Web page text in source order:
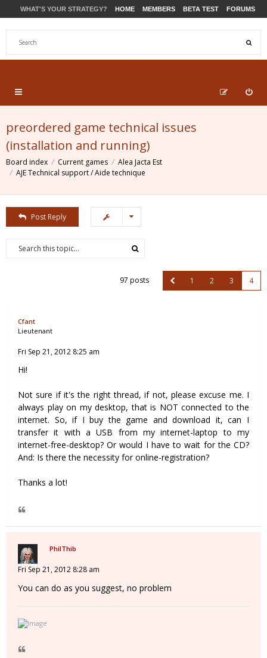
WHAT'S YOUR STRATEGY? HOME MEMBERS BETA TEST FORUMS
preordered game technical issues
(installation and running)
Board index Current games
Alea Jacta Est
AJE Technical support / Aide technique
Post Reply
97 posts 1 2 3 4
Cfant
Lieutenant
Fri Sep 21, 2012 8:25 am
Hi!
Not sure if it's the right thread, if not, please excuse me. I
always play on my desktop, that is NOT connected to the
internet. So, if I buy the game and download it, can I
transfer it with a USB from my internet-laptop to my
internet-free-desktop? Or would I have to wait for the CD?
And: Is there the necessity for online-registration?
Thanks a lot!
PhilThib
Fri Sep 21, 2012 8:28 am
You can do as you suggest, no problem